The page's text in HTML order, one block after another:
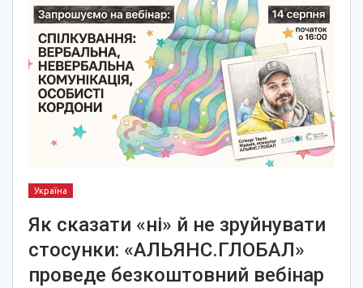
Україна
Як сказати «ні» й не зруйнувати
стосунки: «АЛЬЯНС.ГЛОБАЛ»
проведе безкоштовний вебінар